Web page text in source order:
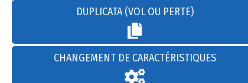
DUPLICATA (VOL OU PERTE)
CHANGEMENT DE CARACTÉRISTIQUES